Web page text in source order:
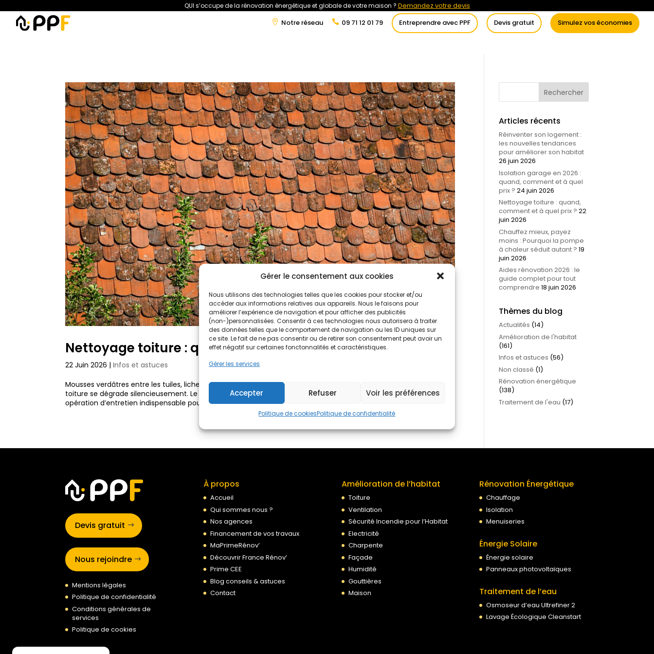
Gérer le consentement aux cookies
Nous utilisons des technologies telles que les cookies pour stocker et/ou
accéder aux informations relatives aux appareils. Nous le faisons pour
améliorer l’expérience de navigation et pour afficher des publicités
(non-)personnalisées. Consentir à ces technologies nous autorisera à traiter
des données telles que le comportement de navigation ou les ID uniques sur
ce site. Le fait de ne pas consentir ou de retirer son consentement peut avoir un
effet négatif sur certaines fonctonnalités et caractéristiques.
Gérer les services
Accepter Refuser Voir les préférences
Politique de cookiesPolitique de confidentialité
QUI s’occupe de la rénovation énergétique et globale de votre maison ? Demandez votre devis
Notre réseau
09 71 12 01 79 Entreprendre avec PPF Devis gratuit Simulez vos économies
Rénovation Énergétique Énergies Renouvelables Traitement de l’eau Conseils
Nettoyage toiture : quand, comment et à quel prix ?
22 Juin 2026 |Infos et astuces
Mousses verdâtres entre les tuiles, lichens incrustés en surface, gouttières débordantes de débris : l’état de votre
toiture se dégrade silencieusement. Le nettoyage de toiture n’est pas un simple geste esthétique. C’est une
opération d’entretien indispensable pour...
Articles récents
Réinventer son logement :
les nouvelles tendances
pour améliorer son habitat
26 juin 2026
Isolation garage en 2026 :
quand, comment et à quel
prix ? 24 juin 2026
Nettoyage toiture : quand,
comment et à quel prix ? 22
juin 2026
Chauffez mieux, payez
moins : Pourquoi la pompe
à chaleur séduit autant ? 19
juin 2026
Aides rénovation 2026 : le
guide complet pour tout
comprendre 18 juin 2026
Thèmes du blog
Actualités (14)
Amélioration de l'habitat
(161)
Infos et astuces (56)
Non classé (1)
Rénovation énergétique
(138)
Traitement de l'eau (17)
Devis gratuit
Nous rejoindre
Mentions légales
Politique de confidentialité
Conditions générales de
services
Politique de cookies
À propos
Accueil
Qui sommes nous ?
Nos agences
Financement de vos travaux
MaPrimeRénov’
Découvrir France Rénov’
Prime CEE
Blog conseils & astuces
Contact
Amélioration de l’habitat
Toiture
Ventilation
Sécurité Incendie pour l’Habitat
Electricité
Charpente
Façade
Humidité
Gouttières
Maison
Rénovation Énergétique
Chauffage
Isolation
Menuiseries
Énergie Solaire
Énergie solaire
Panneaux photovoltaïques
Traitement de l’eau
Osmoseur d’eau Ultrefiner 2
Lavage Écologique Cleanstart